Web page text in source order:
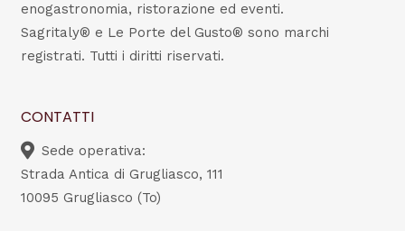
enogastronomia, ristorazione ed eventi.
Sagritaly® e Le Porte del Gusto® sono marchi
registrati. Tutti i diritti riservati.
CONTATTI
Sede operativa:
Strada Antica di Grugliasco, 111
10095 Grugliasco (To)